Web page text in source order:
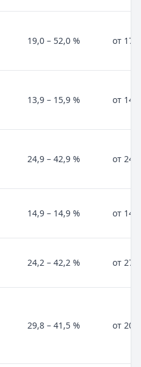
19,0 – 52,0 % от
13,9 – 15,9 % от
24,9 – 42,9 % от
14,9 – 14,9 % от
24,2 – 42,2 % от
29,8 – 41,5 % от